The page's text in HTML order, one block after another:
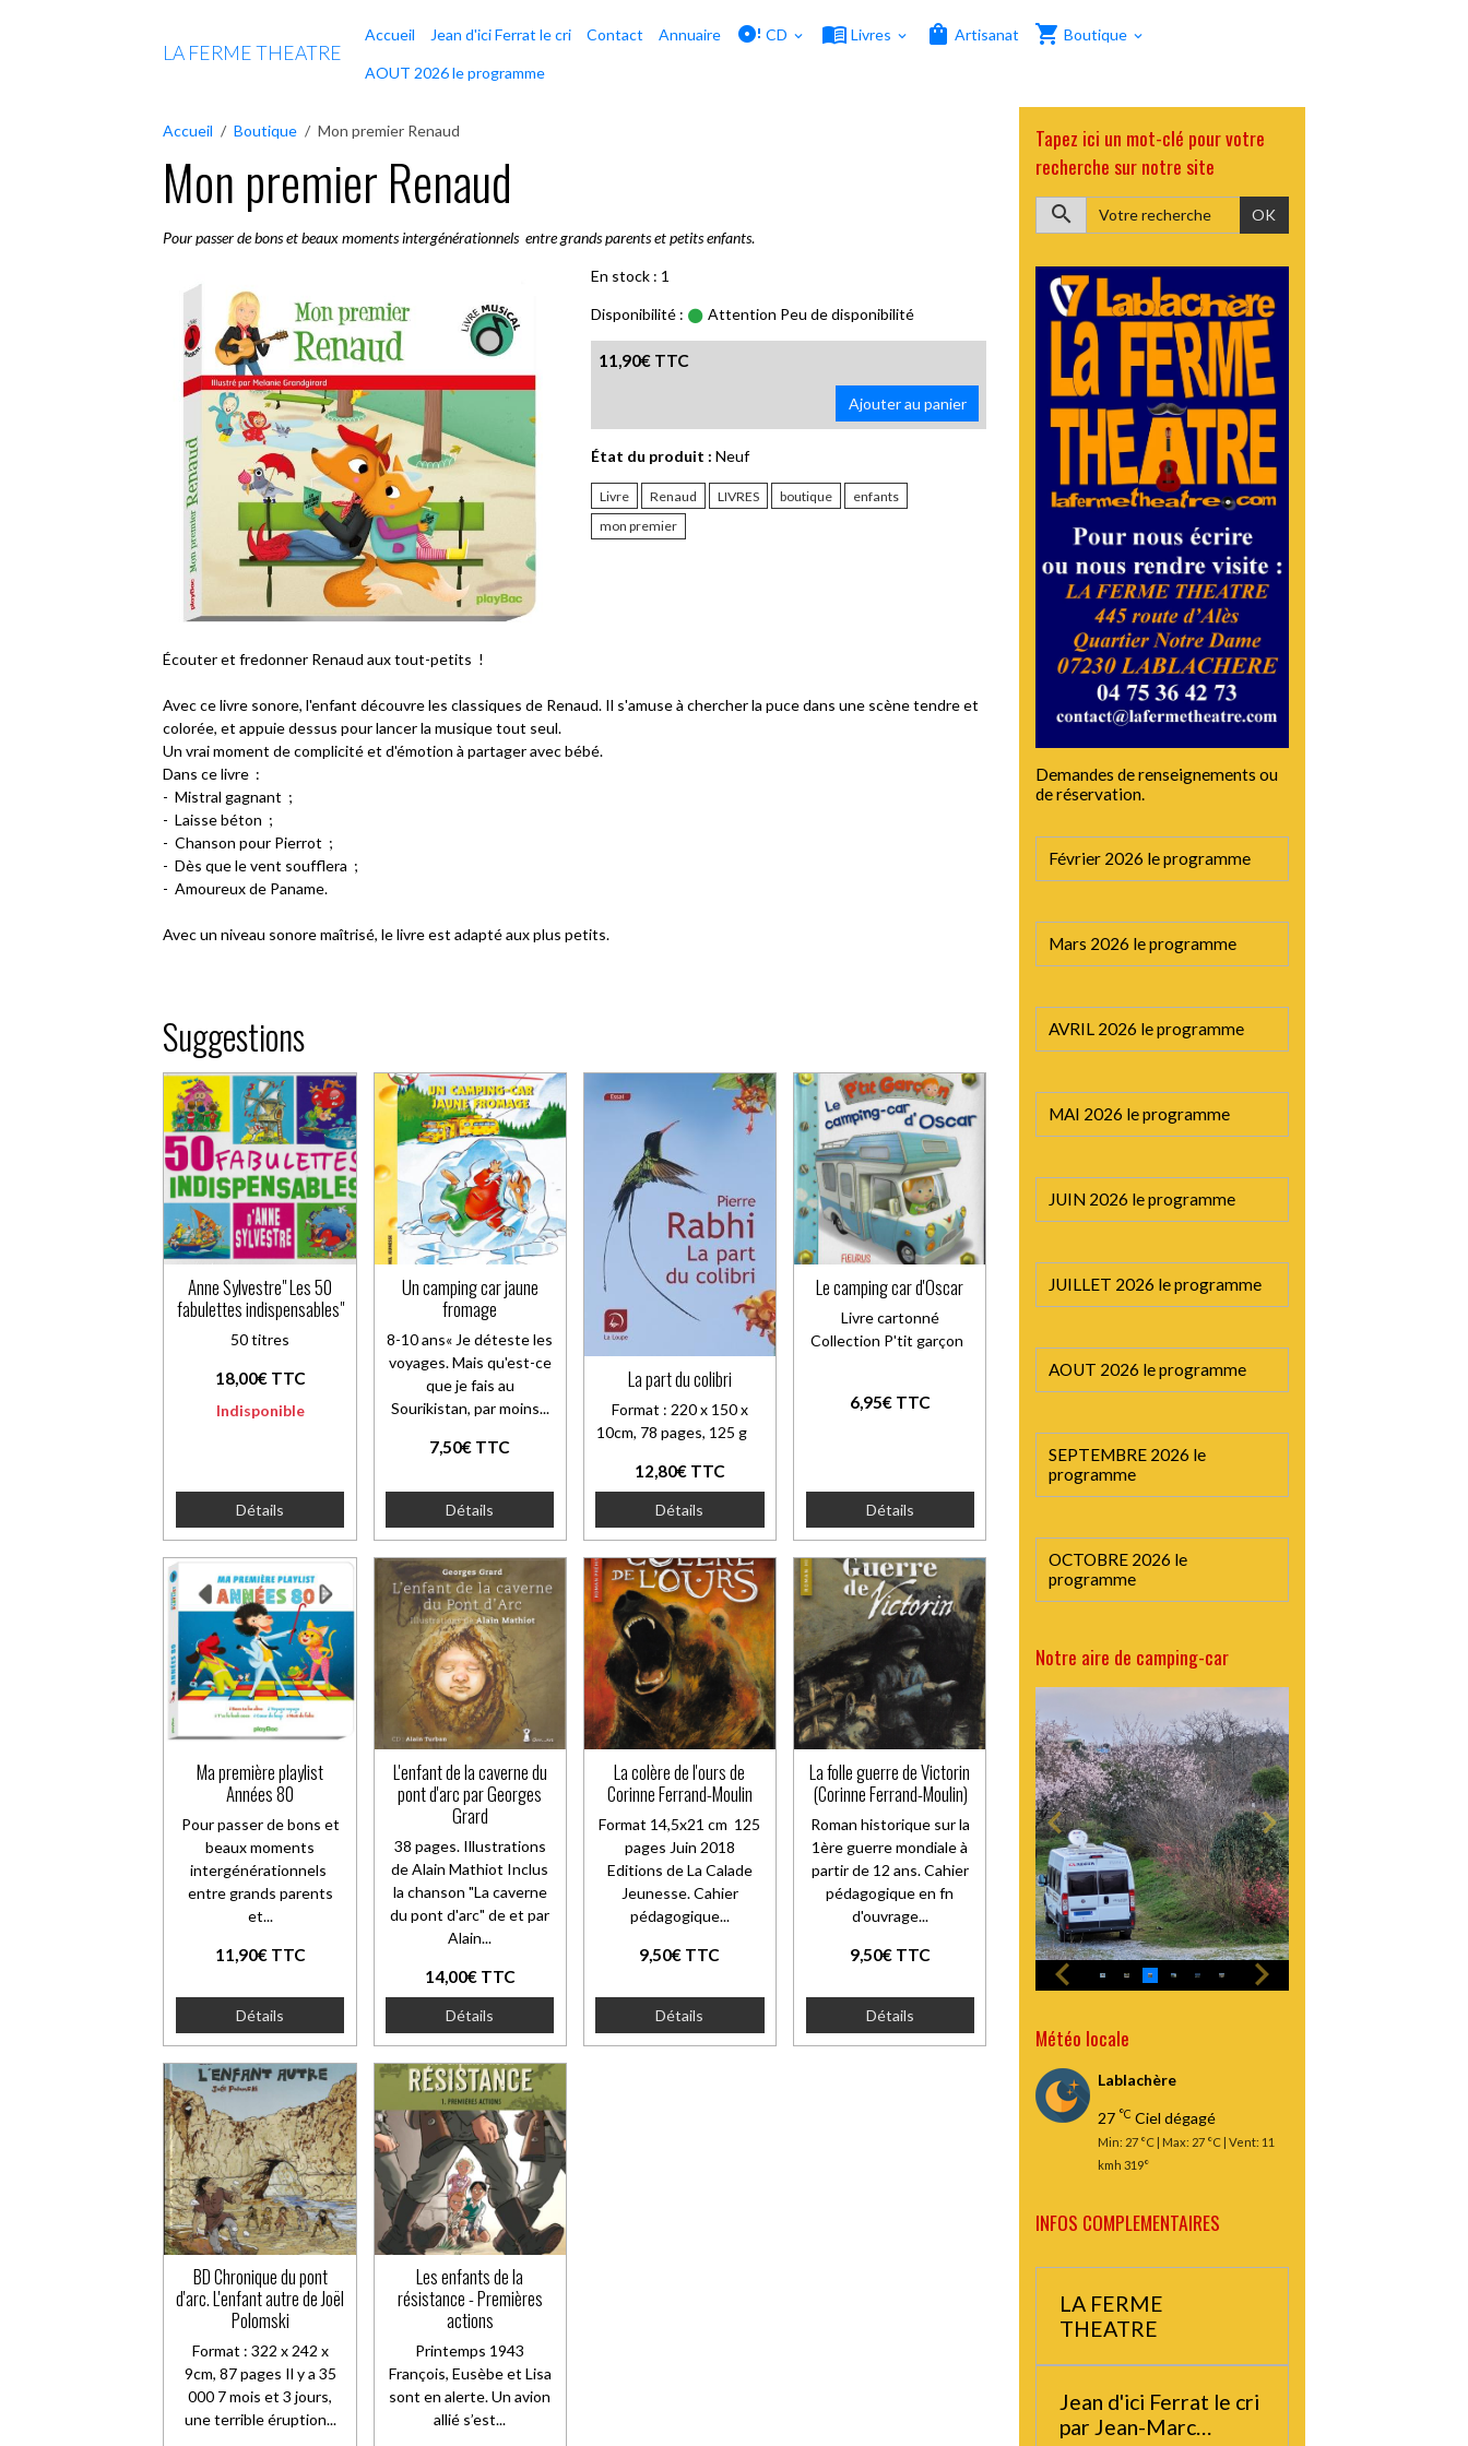
LA FERME THEATRE
Accueil Jean d'ici Ferrat le cri Contact Annuaire CD Livres Artisanat Boutique
AOUT 2026 le programme
Accueil Boutique Mon premier Renaud
Mon premier Renaud
Pour passer de bons et beaux moments intergénérationnels entre grands parents et petits enfants.
En stock : 1
Disponibilité : Attention Peu de disponibilité
11,90€ TTC
Ajouter au panier
État du produit : Neuf
Livre Renaud LIVRES boutique
enfants
mon premier
Écouter et fredonner Renaud aux tout-petits !
Avec ce livre sonore, l'enfant découvre les classiques de Renaud. Il s'amuse à chercher la puce dans une scène tendre et
colorée, et appuie dessus pour lancer la musique tout seul.
Un vrai moment de complicité et d'émotion à partager avec bébé.
Dans ce livre :
- Mistral gagnant ;
- Laisse béton ;
- Chanson pour Pierrot ;
- Dès que le vent soufflera ;
- Amoureux de Paname.
Avec un niveau sonore maîtrisé, le livre est adapté aux plus petits.
Suggestions
Anne Sylvestre" Les 50
fabulettes indispensables"
50 titres
18,00€ TTC
Indisponible
Détails
Un camping car jaune
fromage
8-10 ans« Je déteste les
voyages. Mais qu'est-ce
que je fais au
Sourikistan, par moins...
7,50€ TTC
Détails
La part du colibri
Format : 220 x 150 x
10cm, 78 pages, 125 g
12,80€ TTC
Détails
Le camping car d'Oscar
Livre cartonné
Collection P'tit garçon
6,95€ TTC
Détails
Ma première playlist
Années 80
Pour passer de bons et
beaux moments
intergénérationnels
entre grands parents
et...
11,90€ TTC
Détails
L'enfant de la caverne du
pont d'arc par Georges
Grard
38 pages. Illustrations
de Alain Mathiot Inclus
la chanson "La caverne
du pont d'arc" de et par
Alain...
14,00€ TTC
Détails
La colère de l'ours de
Corinne Ferrand-Moulin
Format 14,5x21 cm 125
pages Juin 2018
Editions de La Calade
Jeunesse. Cahier
pédagogique...
9,50€ TTC
Détails
La folle guerre de Victorin
(Corinne Ferrand-Moulin)
Roman historique sur la
1ère guerre mondiale à
partir de 12 ans. Cahier
pédagogique en fn
d'ouvrage...
9,50€ TTC
Détails
BD Chronique du pont
d'arc. L'enfant autre de Joël
Polomski
Format : 322 x 242 x
9cm, 87 pages Il y a 35
000 7 mois et 3 jours,
une terrible éruption...
Les enfants de la
résistance - Premières
actions
Printemps 1943
François, Eusèbe et Lisa
sont en alerte. Un avion
allié s’est...
Tapez ici un mot-clé pour votre
recherche sur notre site
OK
Demandes de renseignements ou
de réservation.
Février 2026 le programme
Mars 2026 le programme
AVRIL 2026 le programme
MAI 2026 le programme
JUIN 2026 le programme
JUILLET 2026 le programme
AOUT 2026 le programme
SEPTEMBRE 2026 le
programme
OCTOBRE 2026 le
programme
Notre aire de camping-car
Météo locale
Lablachère
27 °C Ciel dégagé
Min: 27 °C | Max: 27 °C | Vent: 11
kmh 319°
INFOS COMPLEMENTAIRES
LA FERME
THEATRE
Jean d'ici Ferrat le cri
par Jean-Marc